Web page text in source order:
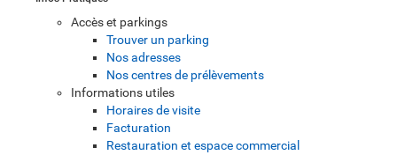
Accès et parkings
Trouver un parking
Nos adresses
Nos centres de prélèvements
Informations utiles
Horaires de visite
Facturation
Restauration et espace commercial